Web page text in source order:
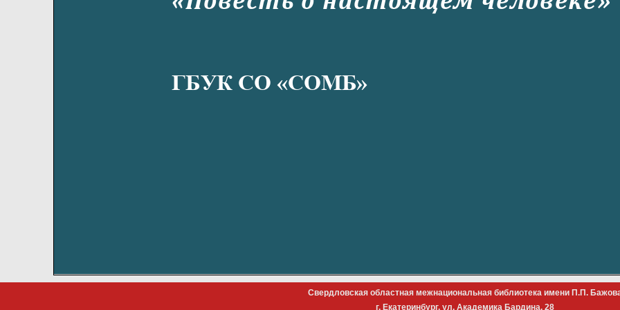
Свердловская областная межнациональная библиотека имени П.П.
г. Екатеринбург, ул. Академика Бардина, 28